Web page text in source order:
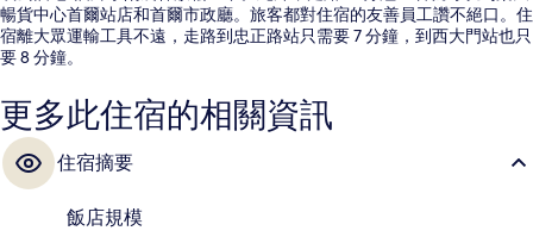
暢貨中心首爾站店和首爾市政廳。旅客都對住宿的友善員工讚不絕口。住
宿離大眾運輸工具不遠，走路到忠正路站只需要 7 分鐘，到西大門站也只
要 8 分鐘。
更多此住宿的相關資訊
住宿摘要
飯店規模